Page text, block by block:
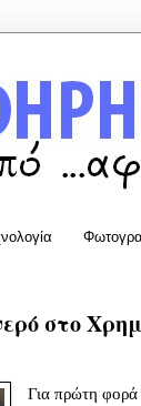
στο
Για πρώτη φορά